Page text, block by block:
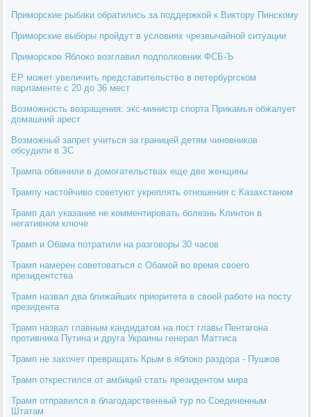
Приморские рыбаки обратились за поддержкой к Виктору Пинскому
Приморские выборы пройдут в условиях чрезвычайной ситуации
Приморское Яблоко возглавил подполковник ФСБ-Ъ
ЕР может увеличить представительство в петербургском
парламенте с 20 до 36 мест
Возможность возращения: экс-министр спорта Прикамья обжалует
домашний арест
Возможный запрет учиться за границей детям чиновников
обсудили в ЗС
Трампа обвинили в домогательствах еще две женщины
Трампу настойчиво советуют укреплять отношения с Казахстаном
Трамп дал указание не комментировать болезнь Клинтон в
негативном ключе
Трамп и Обама потратили на разговоры 30 часов
Трамп намерен советоваться с Обамой во время своего
президентства
Трамп назвал два ближайших приоритета в своей работе на посту
президента
Трамп назвал главным кандидатом на пост главы Пентагона
противника Путина и друга Украины генерал Маттиса
Трамп не захочет превращать Крым в яблоко раздора - Пушков
Трамп открестился от амбиций стать президентом мира
Трамп отправился в благодарственный тур по Соединенным
Штатам